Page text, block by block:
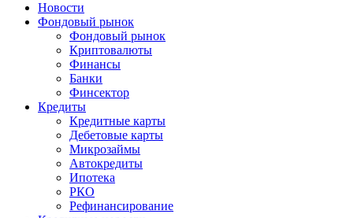
Новости
Фондовый рынок
Фондовый рынок
Криптовалюты
Финансы
Банки
Финсектор
Кредиты
Кредитные карты
Дебетовые карты
Микрозаймы
Автокредиты
Ипотека
РКО
Рефинансирование